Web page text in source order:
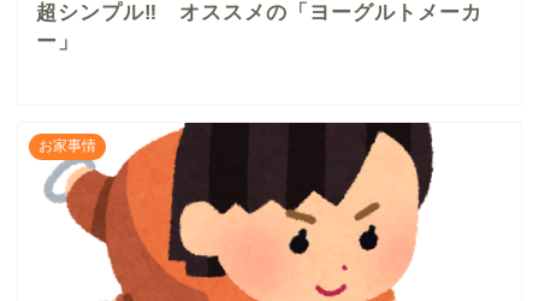
超シンプル‼︎ オススメの「ヨーグルトメーカ
ー」
お家事情